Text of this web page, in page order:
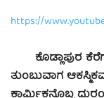
https://
ಕೊಡ್ಲಾಪುರ
ತುಂಬುವಾಗ